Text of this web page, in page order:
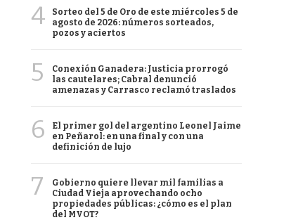
4
Sorteo del 5 de Oro de este miércoles 5 de
agosto de 2026: números sorteados,
pozos y aciertos
5
Conexión Ganadera: Justicia prorrogó
las cautelares; Cabral denunció
amenazas y Carrasco reclamó traslados
6
El primer gol del argentino Leonel Jaime
en Peñarol: en una final y con una
definición de lujo
7
Gobierno quiere llevar mil familias a
Ciudad Vieja aprovechando ocho
propiedades públicas: ¿cómo es el plan
del MVOT?